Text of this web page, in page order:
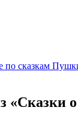
по сказкам
«Сказки